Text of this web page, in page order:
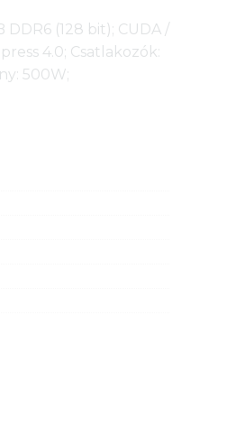
DDR6 (128 bit); CUDA /
4.0; Csatlakozók:
500W;